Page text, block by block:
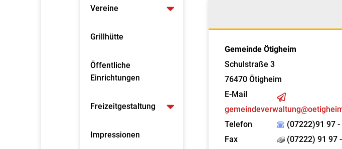
Vereine
Grillhütte
Öffentliche
Einrichtungen
Freizeitgestaltung
Impressionen
Gemeinde Ötigheim
Schulstraße 3
76470 Ötigheim
E-Mail
Telefon
(07222)91 97 -
Fax
(07222) 91 97